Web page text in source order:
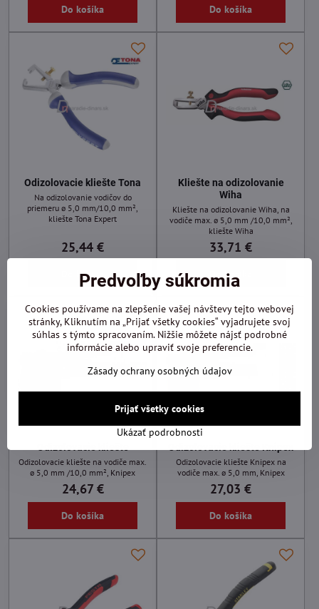
Do košíka Do košíka
Odizolovacie kliešte Tona
Na odizolovanie vodičov do
priemeru ø 5,0 mm/10,0 mm²,
kliešte Tona Expert
25,44 €
Do košíka
Kliešte na odizolovanie
Wiha
Kliešte na odizolovanie Wiha, na
vodiče max. ø 5,0 mm /10,0 mm²,
kliešte Wiha
33,71 €
Do košíka
Odizolovacie kliešte na vodiče max.
ø 5,0 mm /10,0 mm², Knipex
24,67 €
Do košíka
Odizolovacie kliešte Knipex na
vodiče max. ø 5,0 mm, Knipex
27,03 €
Do košíka
Predvoľby súkromia
Cookies používame na zlepšenie vašej návštevy tejto webovej
stránky, Kliknutím na „Prijať všetky cookies“ vyjadrujete svoj
súhlas s týmto spracovaním. Nižšie môžete nájsť podrobné
informácie alebo upraviť svoje preferencie.
Zásady ochrany osobných údajov
Ukázať podrobnosti
Prijať všetky cookies